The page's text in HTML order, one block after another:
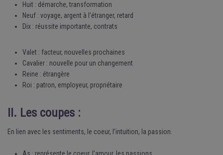
Huit : démarche, transformation
Neuf : voyage, argent à l’étranger, retard
Dix : réussite importante, contrats
Valet : facteur, nouvelles prochaines
Cavalier : nouvelle pour un changement
Reine : étrangère
Roi : patron, employeur, propriétaire
II. Les coupes :
En lien avec les sentiments, le coeur, l’intuition, la passion.